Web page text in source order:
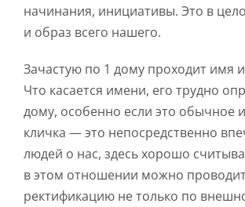
начинания, инициативы. Это в
и образ всего нашего.
Зачастую по 1 дому проходит имя
Что касается имени, его трудно
дому, особенно если это обычное
кличка — это непосредственно
людей о нас, здесь хорошо
в этом отношении можно
ректификацию не только по